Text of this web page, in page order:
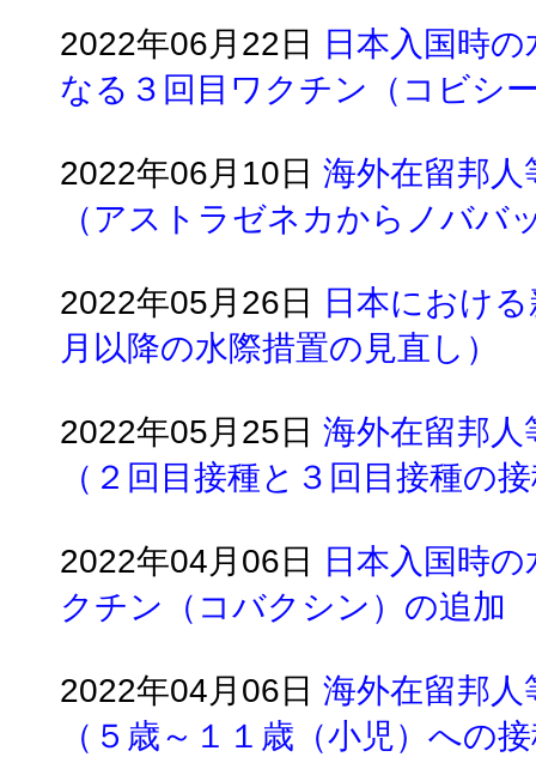
2022年06月22日
日本入国時
なる３回目ワクチン（コビシ
2022年06月10日 海外在留邦
（アストラゼネカからノババ
2022年05月26日
日本におけ
月以降の水際措置の見直し）
2022年05月25日 海外在留邦
（２回目接種と３回目接種の
2022年04月06日
日本入国時
クチン（コバクシン）の追加
2022年04月06日 海外在留邦
（５歳～１１歳（小児）への